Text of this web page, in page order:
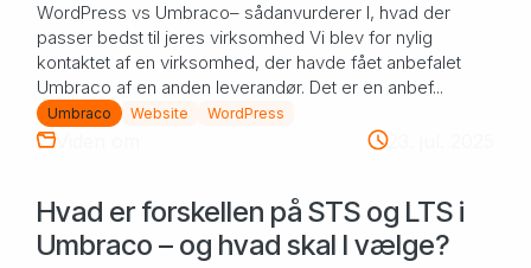
WordPress vs Umbraco– sådanvurderer I, hvad der
passer bedst til jeres virksomhed Vi blev for nylig
kontaktet af en virksomhed, der havde fået anbefalet
Umbraco af en anden leverandør. Det er en anbef...
Umbraco Website WordPress
Viden om 23. jul. 2025
Hvad er forskellen på STS og LTS i
Umbraco – og hvad skal I vælge?